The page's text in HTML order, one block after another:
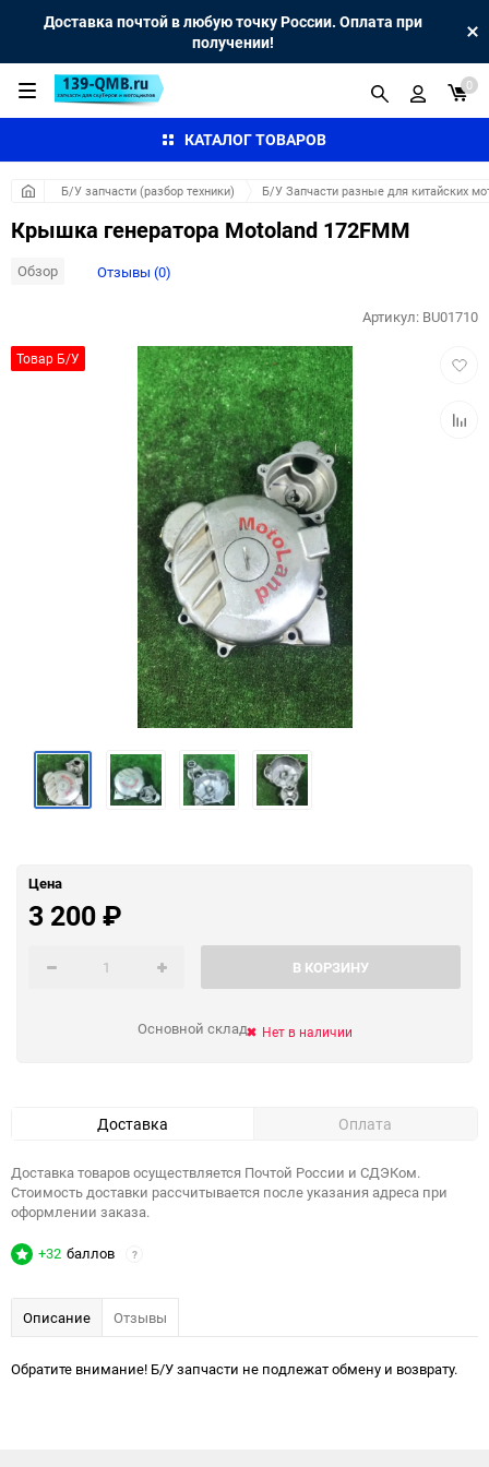
Доставка почтой в любую точку России. Оплата при
получении!
КАТАЛОГ ТОВАРОВ
0
Б/У запчасти (разбор техники) Б/У Запчасти разные для китайских
Крышка генератора Motoland 172FMM
Обзор Отзывы (0)
Товар Б/У
Артикул: BU01710
Цена
3 200₽
В КОРЗИНУ
Основной склад Нет в наличии
Доставка Оплата
Доставка товаров осуществляется Почтой России и СДЭКом.
Стоимость доставки рассчитывается после указания адреса при
оформлении заказа.
+32 баллов ?
Описание Отзывы
Обратите внимание! Б/У запчасти не подлежат обмену и возврату.